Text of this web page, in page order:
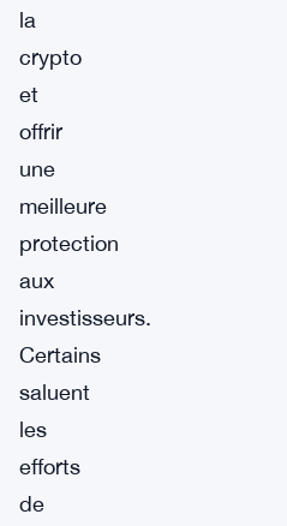
la
crypto
et
offrir
une
meilleure
protection
aux
investisseurs.
Certains
saluent
les
efforts
de